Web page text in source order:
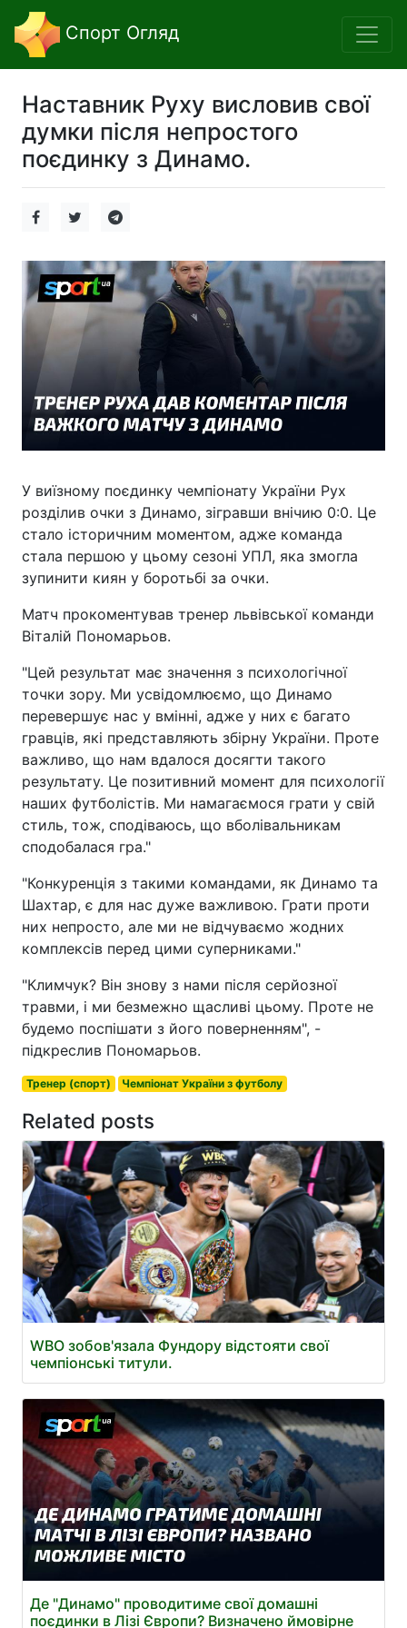
Спорт Огляд
Наставник Руху висловив свої
думки після непростого
поєдинку з Динамо.
У виїзному поєдинку чемпіонату України Рух
розділив очки з Динамо, зігравши внічию 0:0. Це
стало історичним моментом, адже команда
стала першою у цьому сезоні УПЛ, яка змогла
зупинити киян у боротьбі за очки.
Матч прокоментував тренер львівської команди
Віталій Пономарьов.
"Цей результат має значення з психологічної
точки зору. Ми усвідомлюємо, що Динамо
перевершує нас у вмінні, адже у них є багато
гравців, які представляють збірну України. Проте
важливо, що нам вдалося досягти такого
результату. Це позитивний момент для психології
наших футболістів. Ми намагаємося грати у свій
стиль, тож, сподіваюсь, що вболівальникам
сподобалася гра."
"Конкуренція з такими командами, як Динамо та
Шахтар, є для нас дуже важливою. Грати проти
них непросто, але ми не відчуваємо жодних
комплексів перед цими суперниками."
"Климчук? Він знову з нами після серйозної
травми, і ми безмежно щасливі цьому. Проте не
будемо поспішати з його поверненням", -
підкреслив Пономарьов.
Тренер (спорт) Чемпіонат України з футболу
Related posts
WBO зобов'язала Фундору відстояти свої
чемпіонські титули.
Де "Динамо" проводитиме свої домашні
поєдинки в Лізі Європи? Визначено ймовірне